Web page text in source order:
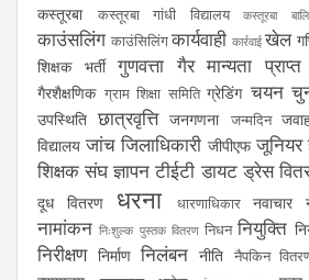
कस्तूरबा
कस्तूरबा गांधी विद्यालय कस्तूरबा
काउंसलिंग काउंसिलिंग कार्यवाही कार्रवाई खेल
शिक्षक भर्ती
गुणवत्ता गैर मान्यता प्राप्त
गैरशैक्षणिक ग्राम शिक्षा समिति ग्रेडिंग चयन
उपस्थिति छात्रवृत्ति जनगणना जन्मदिन
विद्यालय जांच जिलाधिकारी जीपीएफ जूनियर
शिक्षक संघ ज्ञापन टीईटी डायट ड्रेस
दूध वितरण
धरना धारणाधिकार नवाचार
नामांकन निःशुल्क पुस्तक वितरण निधन नियुक्ति
निरीक्षण निर्माण निलंबन नीति नैपकिन